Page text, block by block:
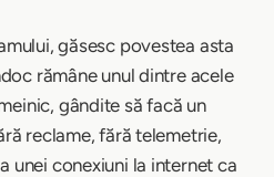
găsesc povestea asta
rămâne unul dintre acele
gândite să facă un
reclame, fără telemetrie,
unei conexiuni la internet ca